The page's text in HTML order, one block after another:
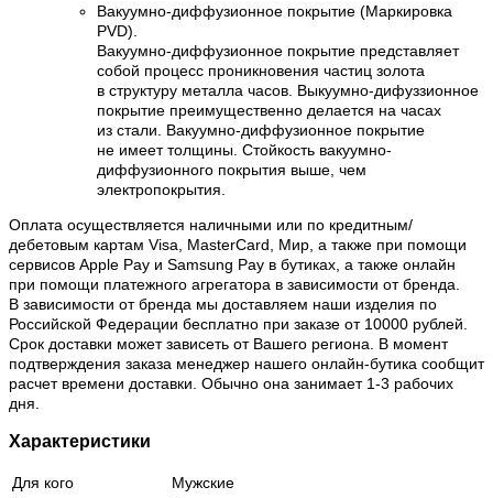
Вакуумно-диффузионное покрытие (Маркировка
PVD).
Вакуумно-диффузионное покрытие представляет
собой процесс проникновения частиц золота
в структуру металла часов. Выкуумно-дифуззионное
покрытие преимущественно делается на часах
из стали. Вакуумно-диффузионное покрытие
не имеет толщины. Стойкость вакуумно-
диффузионного покрытия выше, чем
электропокрытия.
Оплата осуществляется наличными или по кредитным/
дебетовым картам Visa, MasterCard, Мир, а также при помощи
сервисов Apple Pay и Samsung Pay в бутиках, а также онлайн
при помощи платежного агрегатора в зависимости от бренда.
В зависимости от бренда мы доставляем наши изделия по
Российской Федерации бесплатно при заказе от 10000 рублей.
Срок доставки может зависеть от Вашего региона. В момент
подтверждения заказа менеджер нашего онлайн-бутика сообщит
расчет времени доставки. Обычно она занимает 1-3 рабочих
дня.
Характеристики
Для кого
Мужские